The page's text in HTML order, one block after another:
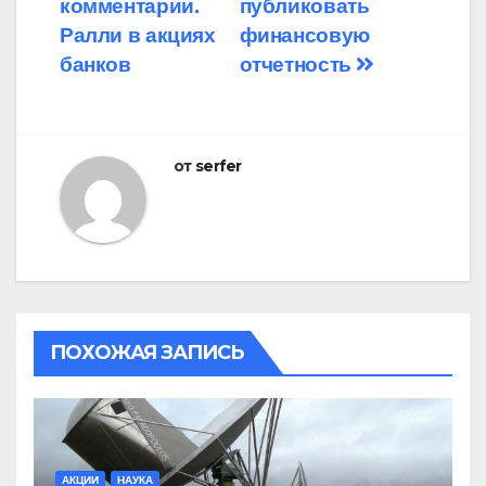
по
записям
публиковать
финансовую
отчетность
комментарии.
Ралли в акциях
банков
от serfer
ПОХОЖАЯ ЗАПИСЬ
АКЦИИ НАУКА